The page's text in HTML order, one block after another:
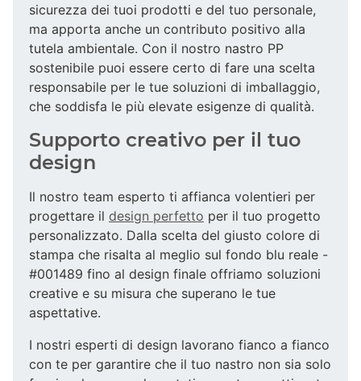
sicurezza dei tuoi prodotti e del tuo personale,
ma apporta anche un contributo positivo alla
tutela ambientale. Con il nostro nastro PP
sostenibile puoi essere certo di fare una scelta
responsabile per le tue soluzioni di imballaggio,
che soddisfa le più elevate esigenze di qualità.
Supporto creativo per il tuo
design
Il nostro team esperto ti affianca volentieri per
progettare il design perfetto per il tuo progetto
personalizzato. Dalla scelta del giusto colore di
stampa che risalta al meglio sul fondo blu reale -
#001489 fino al design finale offriamo soluzioni
creative e su misura che superano le tue
aspettative.
I nostri esperti di design lavorano fianco a fianco
con te per garantire che il tuo nastro non sia solo